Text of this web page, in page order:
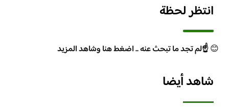
انتظر لحظة
😊☝️لم تجد ما تبحث عنه .. اضغط هنا وشاهد المزيد
شاهد أيضا